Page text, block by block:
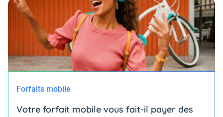
Forfaits mobile
Votre forfait mobile vous fait-il payer des